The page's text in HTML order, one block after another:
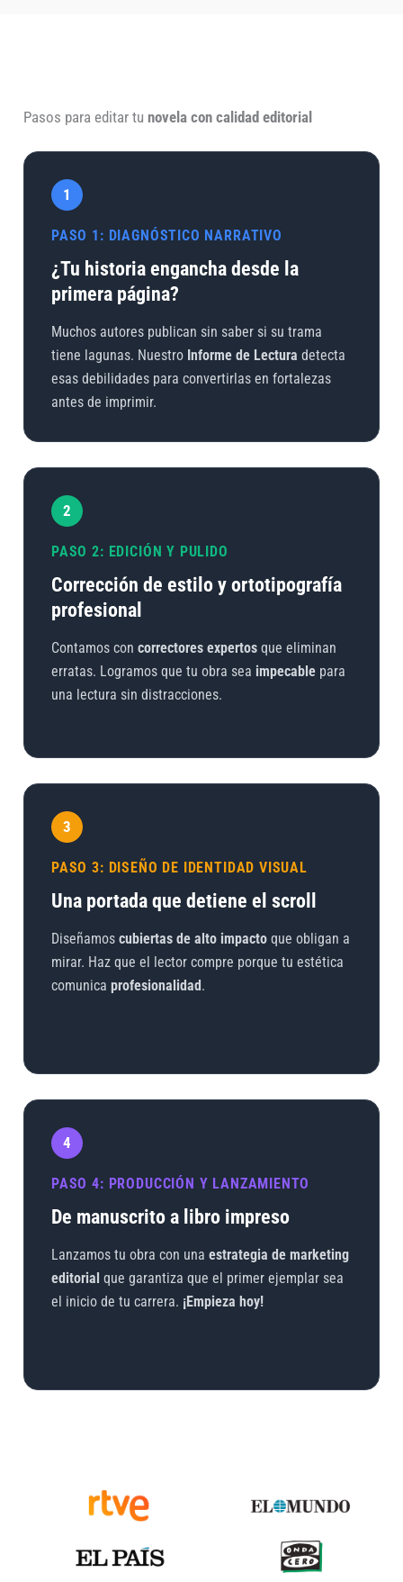
Pasos para editar tu novela con calidad editorial
1
PASO 1: DIAGNÓSTICO NARRATIVO
¿Tu historia engancha desde la
primera página?
Muchos autores publican sin saber si su trama
tiene lagunas. Nuestro Informe de Lectura detecta
esas debilidades para convertirlas en fortalezas
antes de imprimir.
2
PASO 2: EDICIÓN Y PULIDO
Corrección de estilo y ortotipografía
profesional
Contamos con correctores expertosque eliminan
erratas. Logramos que tu obra sea impecablepara
una lectura sin distracciones.
3
PASO 3: DISEÑO DE IDENTIDAD VISUAL
Una portada que detiene el scroll
Diseñamos cubiertas de alto impactoque obligan a
mirar. Haz que el lector compre porque tu estética
comunica profesionalidad.
4
PASO 4: PRODUCCIÓN Y LANZAMIENTO
De manuscrito a libro impreso
Lanzamos tu obra con una estrategia de marketing
editorial que garantiza que el primer ejemplar sea
el inicio de tu carrera. ¡Empieza hoy!
RTVE EL MUNDO
El diario El Pais Logo Radio